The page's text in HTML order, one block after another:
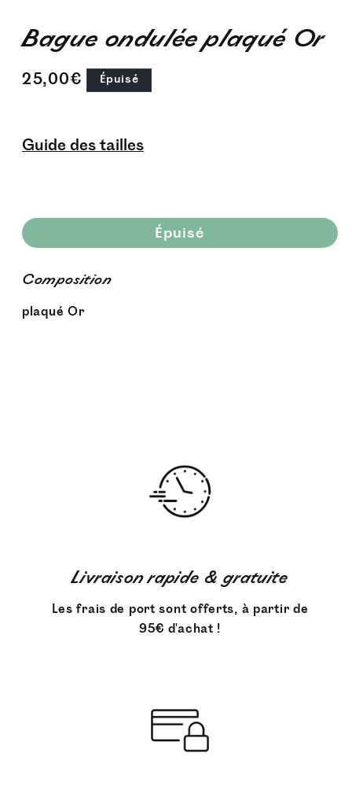
dans
une
modale
Bague ondulée plaqué Or
Prix
25,00€ Épuisé
Guide des tailles
Épuisé
Composition
plaqué Or
Livraison rapide & gratuite
Les frais de port sont offerts, à partir de
95€ d'achat !